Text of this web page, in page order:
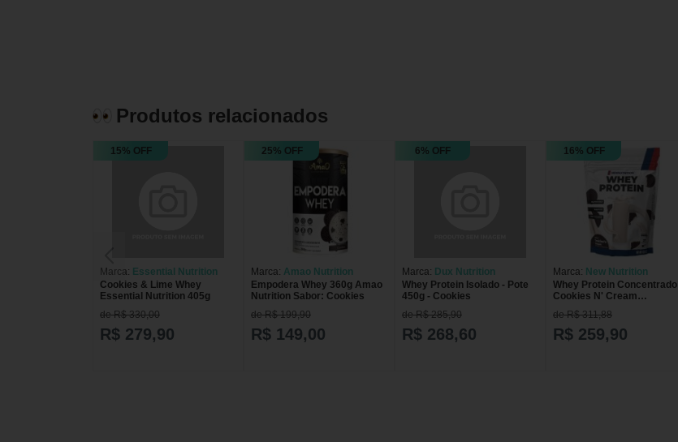
Produtos relacionados
15% OFF
Marca: Essential Nutrition
Cookies & Lime Whey
Essential Nutrition 405g
de R$ 330,00
R$ 279,90
25% OFF
Marca: Amao Nutrition
Empodera Whey 360g Amao
Nutrition Sabor: Cookies
de R$ 199,90
R$ 149,00
6% OFF
Marca: Dux Nutrition
Whey Protein Isolado - Pote
450g - Cookies
de R$ 285,90
R$ 268,60
16% OFF
Marca: New Nutrition
Whey Protein Concentrado
Cookies N' Cream
NEWNUTRITION
de R$ 311,88
R$ 259,90